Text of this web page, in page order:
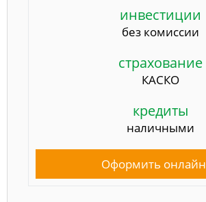
инвестиции
без комиссии
страхование
КАСКО
кредиты
наличными
Оформить онлайн